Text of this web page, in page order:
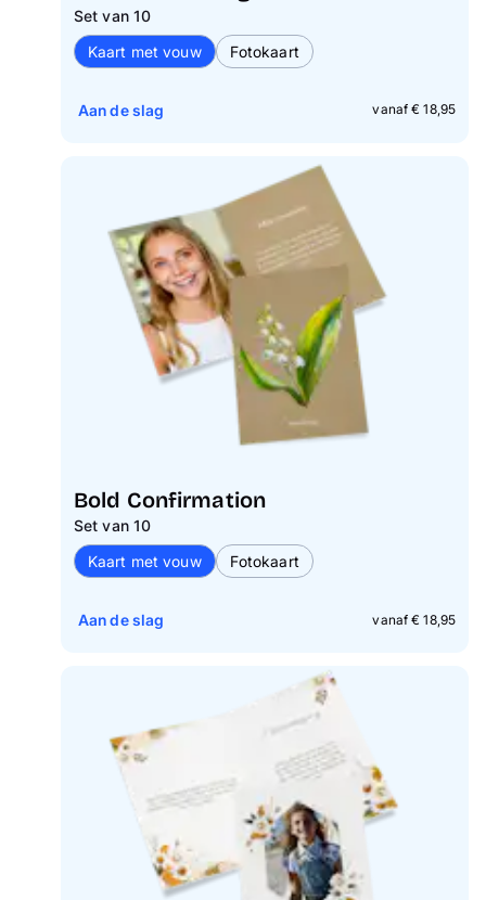
Set van 10
Kaart met vouw
Fotokaart
vanaf € 18,95
Aan de slag
Bold Confirmation
Set van 10
Kaart met vouw
Fotokaart
vanaf € 18,95
Aan de slag